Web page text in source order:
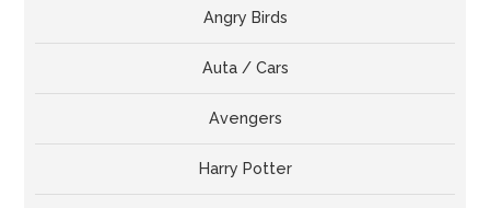
Angry Birds
Auta / Cars
Avengers
Harry Potter